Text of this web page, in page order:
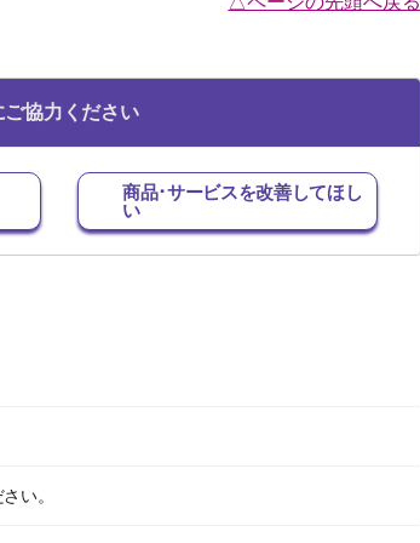
ご協力ください
商品･サービスを改善してほし
い
い。